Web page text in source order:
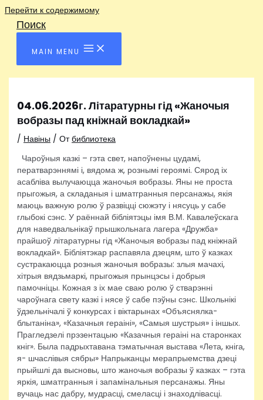
Перейти к содержимому
Поиск
MAIN MENU
04.06.2026г. Літаратурны гід «Жаночыя
вобразы пад кніжнай вокладкай»
/ Навіны / Отбиблиотека
Чароўныя казкі – гэта свет, напоўнены цудамі,
ператварэннямі і, вядома ж, рознымі героямі. Сярод іх
асабліва вылучаюцца жаночыя вобразы. Яны не проста
прыгожыя, а складаныя і шматгранныя персанажы, якія
маюць важную ролю ў развіцці сюжэту і нясуць у сабе
глыбокі сэнс. У раённай бібліятэцы імя В.М. Кавалеўскага
для наведвальнікаў прышкольнага лагера «Дружба»
прайшоў літаратурны гід «Жаночыя вобразы пад кніжнай
вокладкай». Бібліятэкар распавяла дзецям, што ў казках
сустракаюцца розныя жаночыя вобразы: злыя мачахі,
хітрыя вядзьмаркі, прыгожыя прынцэсы і добрыя
памочніцы. Кожная з іх мае сваю ролю ў стварэнні
чароўнага свету казкі і нясе ў сабе пэўны сэнс. Школьнікі
ўдзельнічалі ў конкурсах і віктарынах «Объяснялка-
блытаніна», «Казачныя гераіні», «Самыя шустрыя» і іншых.
Прагледзелі прэзентацыю «Казачныя гераіні на старонках
кніг». Была падрыхтавана тэматычная выстава «Лета, кніга,
я- шчаслівыя сябры» Напрыканцы мерапрыемства дзеці
прыйшлі да высновы, што жаночыя вобразы ў казках – гэта
яркія, шматгранныя і запамінальныя персанажы. Яны
вучаць нас дабру, мудрасці, смеласці і знаходлівасці.